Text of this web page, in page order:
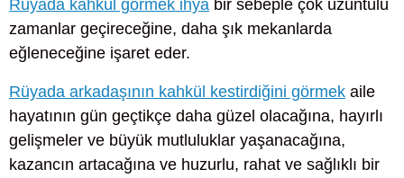
Rüyada kahkül görmek ihya bir sebeple çok üzüntülü
zamanlar geçireceğine, daha şık mekanlarda
eğleneceğine işaret eder.
Rüyada arkadaşının kahkül kestirdiğini görmek aile
hayatının gün geçtikçe daha güzel olacağına, hayırlı
gelişmeler ve büyük mutluluklar yaşanacağına,
kazancın artacağına ve huzurlu, rahat ve sağlıklı bir